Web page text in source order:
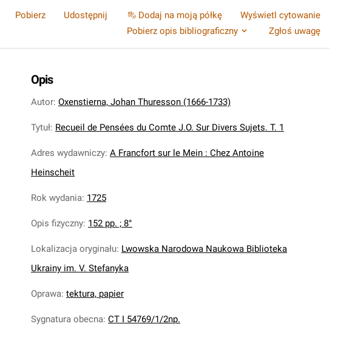
Pobierz Udostępnij Dodaj na moją półkę
Wyświetl cytowanie
Pobierz opis bibliograficzny
Zgłoś uwagę
Opis
Autor: Oxenstierna, Johan Thuresson (1666-1733)
Tytuł: Recueil de Pensées du Comte J.O. Sur Divers Sujets. T. 1
Adres wydawniczy: A Francfort sur le Mein : Chez Antoine
Heinscheit
Rok wydania: 1725
Opis fizyczny: 152 pp. ; 8°
Lokalizacja oryginału: Lwowska Narodowa Naukowa Biblioteka
Ukrainy im. V. Stefanyka
Oprawa: tektura, papier
Sygnatura obecna: CT I 54769/1/2np.